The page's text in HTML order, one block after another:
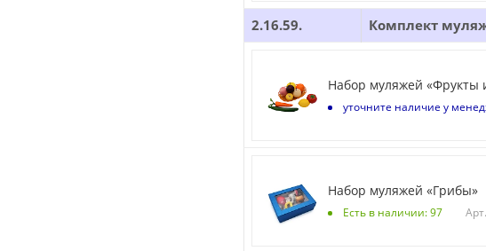
2.16.59. Комплект
Набор муляжей «Фрукты
уточните наличие у
Набор муляжей «Грибы»
Есть в наличии: 97